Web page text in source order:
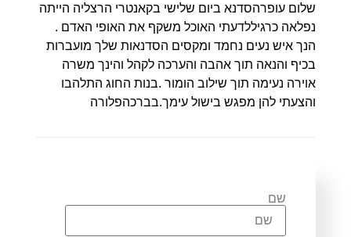
שלום עופרהסדנא ביום שלישי בקאנטרי הרצליה הייתה
נפלאה כרגיללדעתי האוכל משקף את האופי האדם .
הנך איש נעים נחמד ומקסים הסדנאות שלך מועברות
בכיף והנאה תוך אהבה והערכה לקהל והינך משרה
אוירה נעימה תוך שילוב הומור .בנות החוג התלהבו
והצעתי להן מפגש בישול עימך.בברכהפלורה
שם